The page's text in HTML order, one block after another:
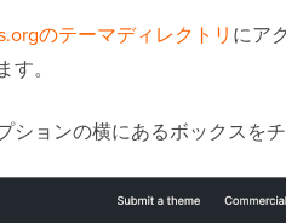
のテーマディレクトリ にア
。
ションの横にあるボックスを